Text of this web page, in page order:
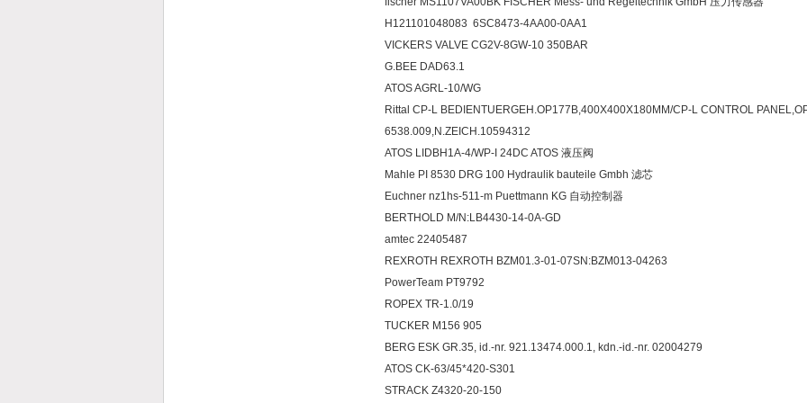
H121101048083 6SC8473-4AA00-0AA1
VICKERS VALVE CG2V-8GW-10 350BAR
G.BEE DAD63.1
ATOS AGRL-10/WG
Rittal CP-L BEDIENTUERGEH.OP177B,400X400X180MM/CP-L CONTROL
6538.009,N.ZEICH.10594312
ATOS LIDBH1A-4/WP-I 24DC ATOS 液压阀
Mahle PI 8530 DRG 100 Hydraulik bauteile Gmbh 滤芯
Euchner nz1hs-511-m Puettmann KG 自动控制器
BERTHOLD M/N:LB4430-14-0A-GD
amtec 22405487
REXROTH REXROTH BZM01.3-01-07SN:BZM013-04263
PowerTeam PT9792
ROPEX TR-1.0/19
TUCKER M156 905
BERG ESK GR.35, id.-nr. 921.13474.000.1, kdn.-id.-nr. 02004279
ATOS CK-63/45*420-S301
STRACK Z4320-20-150